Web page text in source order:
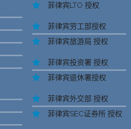
菲律宾LTO 授权
菲律宾劳工部授权
菲律宾旅游局 授权
菲律宾投资署 授权
菲律宾退休署授权
菲律宾外交部 授权
菲律宾SEC证券所 授权